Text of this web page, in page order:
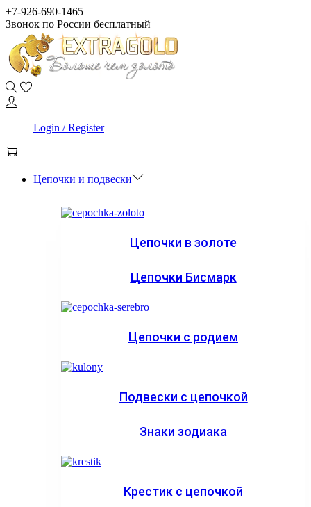
Skip
to
navigation
Skip
to
content
+7-926-690-1465
Звонок по России бесплатный
Login / Register
Цепочки и подвески
Цепочки в золоте
Цепочки Бисмарк
Цепочки с родием
Подвески с цепочкой
Знаки зодиака
Крестик с цепочкой